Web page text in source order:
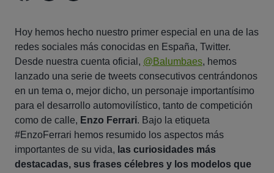
Hoy hemos hecho nuestro primer especial en una de las
redes sociales más conocidas en España, Twitter.
Desde nuestra cuenta oficial, @Balumbaes, hemos
lanzado una serie de tweets consecutivos centrándonos
en un tema o, mejor dicho, un personaje importantísimo
para el desarrollo automovilístico, tanto de competición
como de calle, Enzo Ferrari. Bajo la etiqueta
#EnzoFerrari hemos resumido los aspectos más
importantes de su vida, las curiosidades más
destacadas, sus frases célebres y los modelos que